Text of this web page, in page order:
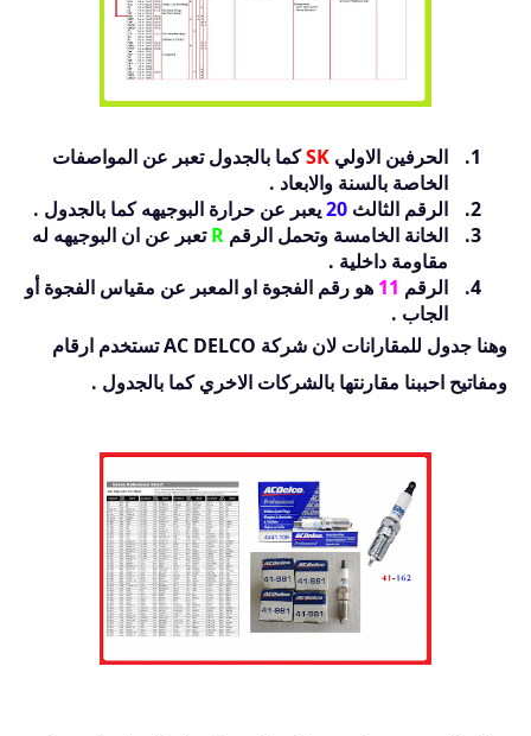
الحرفين الاولي SKكما بالجدول تعبر عن المواصفات
الخاصة بالسنة والابعاد .
الرقم الثالث 20يعبر عن حرارة البوجيهه كما بالجدول .
الخانة الخامسة وتحمل الرقم Rتعبر عن ان البوجيهه له
مقاومة داخلية .
الرقم 11 هو رقم الفجوة او المعبر عن مقياس الفجوة أو
الجاب .
وهنا جدول للمقارانات لان شركة AC DELCO تستخدم ارقام
ومفاتيح احببنا مقارنتها بالشركات الاخري كما بالجدول .